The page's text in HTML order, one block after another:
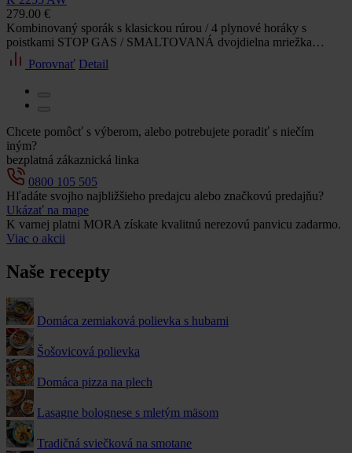
279.00 €
Kombinovaný sporák s klasickou rúrou / 4 plynové horáky s
poistkami STOP GAS / SMALTOVANÁ dvojdielna mriežka…
Porovnať Detail
Chcete pomôcť s výberom, alebo potrebujete poradiť s niečím
iným?
bezplatná zákaznická linka
0800 105 505
Hľadáte svojho najbližšieho predajcu alebo značkovú predajňu?
Ukázať na mape
K varnej platni MORA získate kvalitnú nerezovú panvicu zadarmo.
Viac o akcii
Naše recepty
Domáca zemiaková polievka s hubami
Šošovicová polievka
Domáca pizza na plech
Lasagne bolognese s mletým mäsom
Tradičná sviečková na smotane